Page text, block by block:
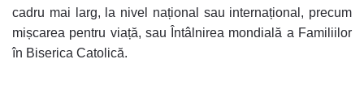
cadru mai larg, la nivel național sau internațional, precum
mișcarea pentru viață, sau Întâlnirea mondială a Familiilor
în Biserica Catolică.